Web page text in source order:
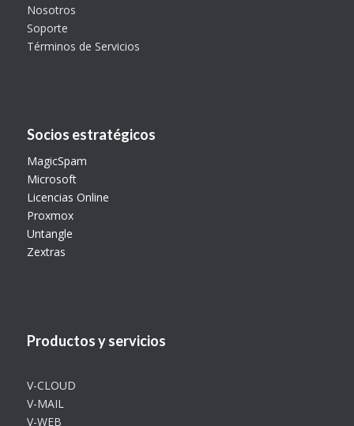
Nosotros
Soporte
Términos de Servicios
Socios estratégicos
MagicSpam
Microsoft
Licencias Online
Proxmox
Untangle
Zextras
Productos y servicios
V-CLOUD
V-MAIL
V-WEB